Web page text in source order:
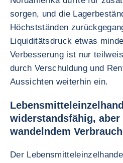
sorgen, und die
Höchstständen
Liquiditätsdruck etwas
Verbesserung ist nur
durch Verschuldung und
Aussichten weiterhin ein.
widerstandsfähig,
wandelndem
Der